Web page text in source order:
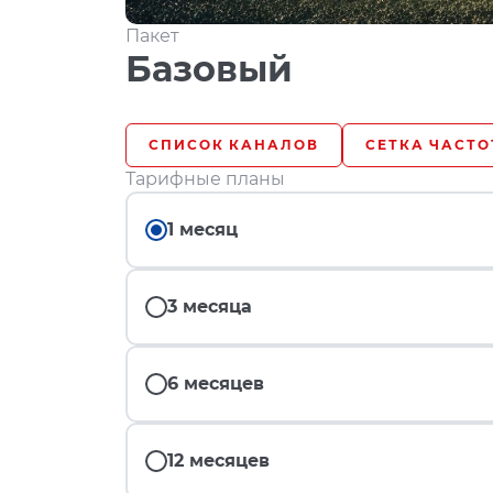
Пакет
Базовый
СПИСОК КАНАЛОВ СЕТКА
Тарифные планы
1 месяц
3 месяца
6 месяцев
12 месяцев